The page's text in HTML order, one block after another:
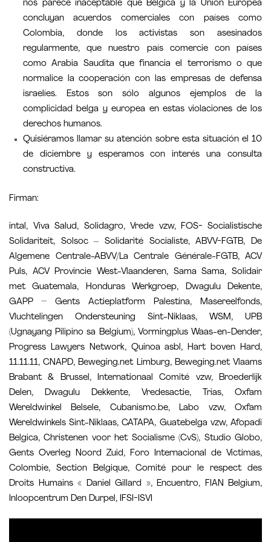
nos parece inaceptable que Bélgica y la Unión Europea
concluyan acuerdos comerciales con países como
Colombia, donde los activistas son asesinados
regularmente, que nuestro país comercie con países
como Arabia Saudita que financia el terrorismo o que
normalice la cooperación con las empresas de defensa
israelíes. Estos son sólo algunos ejemplos de la
complicidad belga y europea en estas violaciones de los
derechos humanos.
Quisiéramos llamar su atención sobre esta situación el 10
de diciembre y esperamos con interés una consulta
constructiva.
Firman:
intal, Viva Salud, Solidagro, Vrede vzw, FOS- Socialistische
Solidariteit, Solsoc – Solidarité Socialiste, ABVV-FGTB, De
Algemene Centrale-ABVV/La Centrale Générale-FGTB, ACV
Puls, ACV Provincie West-Vlaanderen, Sama Sama, Solidair
met Guatemala, Honduras Werkgroep, Dwagulu Dekente,
GAPP – Gents Actieplatform Palestina, Masereelfonds,
Vluchtelingen Ondersteuning Sint-Niklaas, WSM, UPB
(Ugnayang Pilipino sa Belgium), Vormingplus Waas-en-Dender,
Progress Lawyers Network, Quinoa asbl, Hart boven Hard,
11.11.11, CNAPD, Beweging.net Limburg, Beweging.net Vlaams
Brabant & Brussel, Internationaal Comité vzw, Broederlijk
Delen, Dwagulu Dekkente, Vredesactie, Trias, Oxfam
Wereldwinkel Belsele, Cubanismo.be, Labo vzw, Oxfam
Wereldwinkels Sint-Niklaas, CATAPA, Guatebelga vzw, Afopadi
Belgica, Christenen voor het Socialisme (CvS), Studio Globo,
Gents Overleg Noord Zuid, Foro Internacional de Víctimas,
Colombie, Section Belgique, Comité pour le respect des
Droits Humains « Daniel Gillard », Encuentro, FIAN Belgium,
Inloopcentrum Den Durpel, IFSI-ISVI